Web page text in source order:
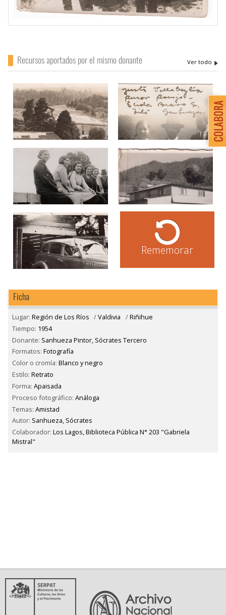
Recursos aportados por el mismo donante
Rememorar
Ficha
Lugar: Región de Los Ríos /Valdivia /Riñihue
Tiempo: 1954
Donante: Sanhueza Pintor, Sócrates Tercero
Formatos: Fotografía
Color o cromía: Blanco y negro
Estilo: Retrato
Forma: Apaisada
Proceso fotográfico: Análoga
Temas: Amistad
Autor: Sanhueza, Sócrates
Colaborador: Los Lagos, Biblioteca Pública N° 203 "Gabriela
Mistral"